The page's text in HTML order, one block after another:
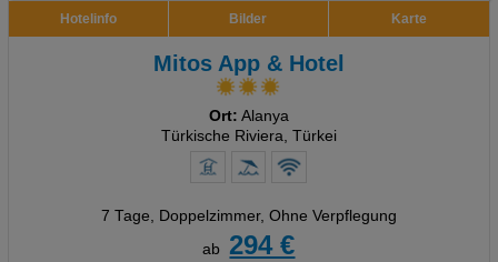
Hotelinfo Bilder Karte
Mitos App & Hotel
Ort: Alanya
Türkische Riviera, Türkei
7 Tage, Doppelzimmer, Ohne Verpflegung
ab
294 €